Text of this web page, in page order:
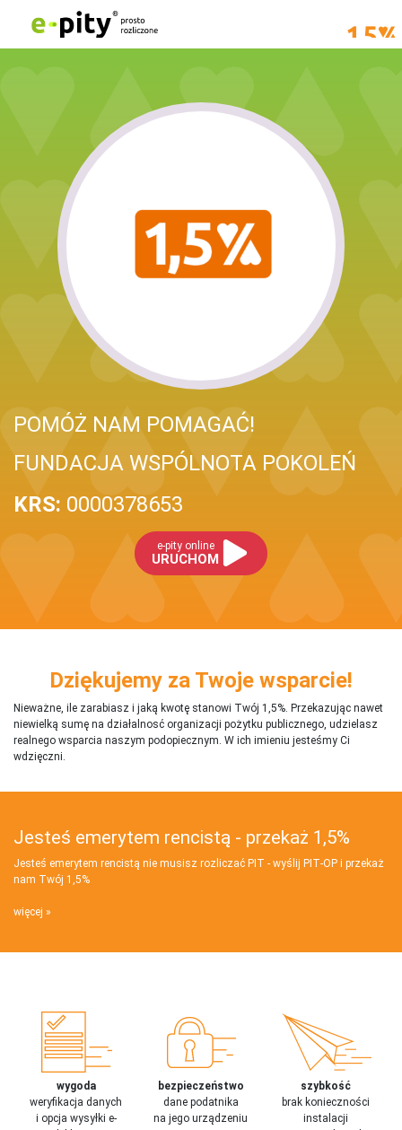
POMÓŻ NAM POMAGAĆ!
FUNDACJA WSPÓLNOTA POKOLEŃ
KRS: 0000378653
e-pity online
URUCHOM
Dziękujemy za Twoje wsparcie!
Nieważne, ile zarabiasz i jaką kwotę stanowi Twój 1,5%. Przekazując nawet
niewielką sumę na działalnosć organizacji pożytku publicznego, udzielasz
realnego wsparcia naszym podopiecznym. W ich imieniu jesteśmy Ci
wdzięczni.
Jesteś emerytem rencistą - przekaż 1,5%
Jesteś emerytem rencistą nie musisz rozliczać PIT - wyślij PIT‑OP i przekaż
nam Twój 1,5%
więcej
wygoda
weryfikacja danych
i opcja wysyłki e-
bezpieczeństwo
dane podatnika
na jego urządzeniu
szybkość
brak konieczności
instalacji